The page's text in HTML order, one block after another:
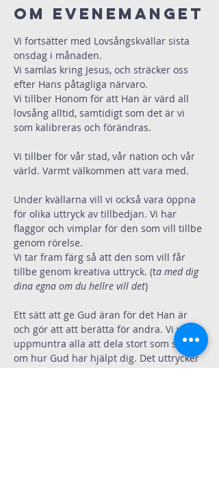
Om evenemanget
Vi fortsätter med Lovsångskvällar sista
onsdag i månaden.
Vi samlas kring Jesus, och sträcker oss
efter Hans påtagliga närvaro.
Vi tillber Honom för att Han är värd all
lovsång alltid, samtidigt som det är vi
som kalibreras och förändras.
Vi tillber för vår stad, vår nation och vår
värld. Varmt välkommen att vara med.
Under kvällarna vill vi också vara öppna
för olika uttryck av tillbedjan. Vi har
flaggor och vimplar för den som vill tillbe
genom rörelse.
Vi tar fram färg så att den som vill får
tillbe genom kreativa uttryck. (ta med dig
dina egna om du hellre vill det)
Ett sätt att ge Gud äran för det Han är
och gör att att berätta för andra. Vi vill
uppmuntra alla att dela stort som smått
om hur Gud har hjälpt dig. Det uttrycker